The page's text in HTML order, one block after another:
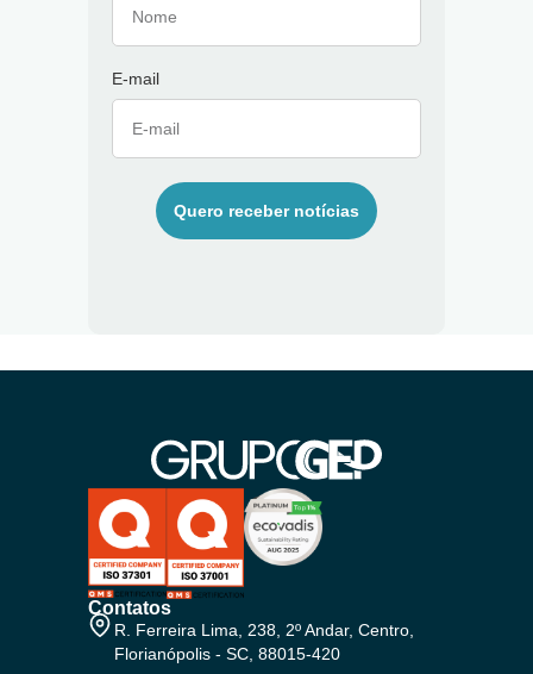
E-mail
Quero receber notícias
Contatos
R. Ferreira Lima, 238, 2º Andar, Centro,
Florianópolis - SC, 88015-420